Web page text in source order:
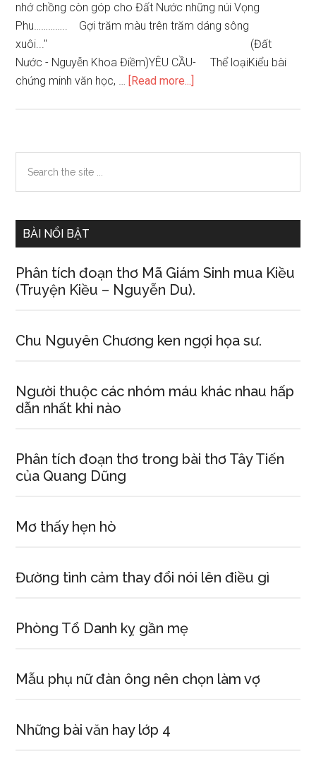
nhớ chồng còn góp cho Đất Nước những núi Vọng
Phu………….. Gợi trăm màu trên trăm dáng sông
xuôi..." (Đất
Nước - Nguyễn Khoa Điềm)YÊU CẦU- Thể loạiKiểu bài
chứng minh văn học, … [Read more...]
thư
đây
Khoa
để
tư
Nước
Primary
Sidebar
the
BÀI NỔI BẬT
Phân tích đoạn thơ Mã Giám Sinh mua Kiều
(Truyện Kiều – Nguyễn Du).
Chu Nguyên Chương ken ngợi họa sư.
Người thuộc các nhóm máu khác nhau hấp
dẫn nhất khi nào
Phân tích đoạn thơ trong bài thơ Tây Tiến
của Quang Dũng
Mơ thấy hẹn hò
Đường tình cảm thay đổi nói lên điều gì
Phòng Tổ Danh kỵ gần mẹ
Mẫu phụ nữ đàn ông nên chọn làm vợ
Những bài văn hay lớp 4